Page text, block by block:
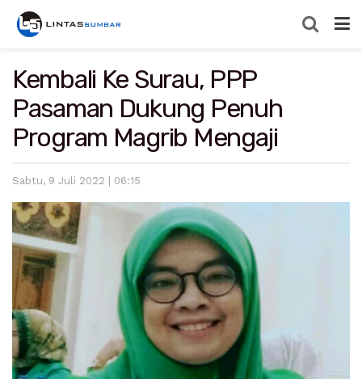
Kembali Ke Surau, PPP
Pasaman Dukung Penuh
Program Magrib Mengaji
Sabtu, 9 Juli 2022 | 06:15